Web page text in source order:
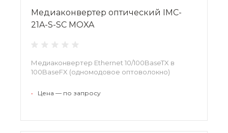
Медиаконвертер оптический IMC-
21A-S-SC MOXA
Медиаконвертер Ethernet 10/100BaseTX в
100BaseFX (одномодовое оптоволокно)
• Цена — по запросу